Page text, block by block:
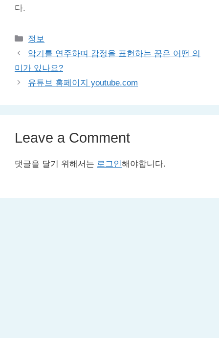
다.
Categories
정보
악기를 연주하며 감정을 표현하는 꿈은 어떤 의
미가 있나요?
유튜브 홈페이지 youtube.com
Leave a Comment
댓글을 달기 위해서는 로그인해야합니다.